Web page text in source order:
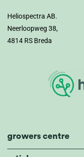
Heliospectra AB.
Neerloopweg 38,
4814 RS Breda
growers centre